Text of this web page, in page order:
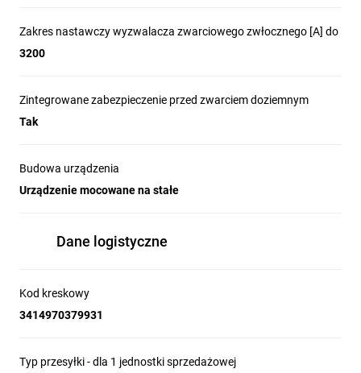
Zakres nastawczy wyzwalacza zwarciowego zwłocznego [A] do
3200
Zintegrowane zabezpieczenie przed zwarciem doziemnym
Tak
Budowa urządzenia
Urządzenie mocowane na stałe
Dane logistyczne
Kod kreskowy
3414970379931
Typ przesyłki - dla 1 jednostki sprzedażowej